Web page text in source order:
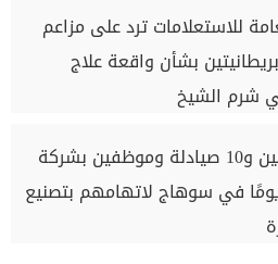
للاستعلامات ترد على مزاعم
بشأن واقعة علاج
شرم الشيخ
حبس طبيبين و10 صيادلة وموظفين بشركة
15 يومًا في سوهاج لاتهامهم بتصنيع